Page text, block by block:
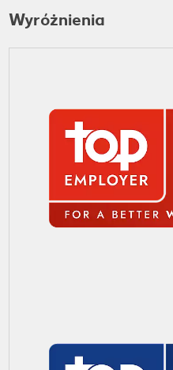
Wyróżnienia